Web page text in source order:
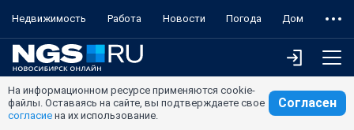
Недвижимость Работа Новости Погода Дом
На информационном ресурсе применяются cookie-
файлы. Оставаясь на сайте, вы подтверждаете свое
согласие на их использование.
Согласен